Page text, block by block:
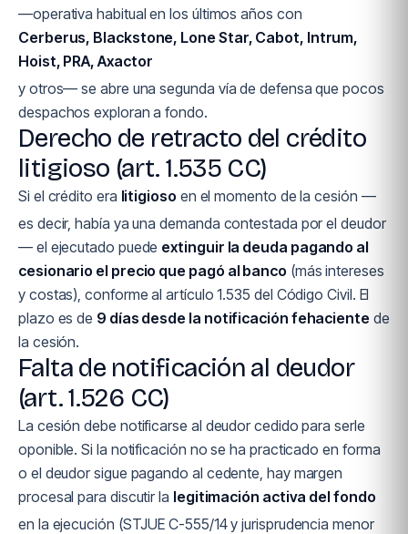
—operativa habitual en los últimos años con
Cerberus, Blackstone, Lone Star, Cabot, Intrum,
Hoist, PRA, Axactor
y otros— se abre una segunda vía de defensa que pocos
despachos exploran a fondo.
Derecho de retracto del crédito
litigioso (art. 1.535 CC)
Si el crédito era litigioso en el momento de la cesión —
es decir, había ya una demanda contestada por el deudor
— el ejecutado puede extinguir la deuda pagando al
cesionario el precio que pagó al banco (más intereses
y costas), conforme al artículo 1.535 del Código Civil. El
plazo es de 9 días desde la notificación fehaciente de
la cesión.
Falta de notificación al deudor
(art. 1.526 CC)
La cesión debe notificarse al deudor cedido para serle
oponible. Si la notificación no se ha practicado en forma
o el deudor sigue pagando al cedente, hay margen
procesal para discutir la legitimación activa del fondo
en la ejecución (STJUE C-555/14 y jurisprudencia menor